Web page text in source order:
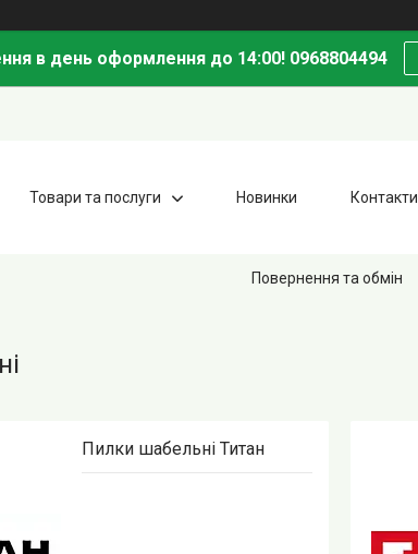
в день оформлення до 14:00! 0968804494
Товари та послуги Новинки Контакти
Повернення та обмін
Пилки шабельні Титан